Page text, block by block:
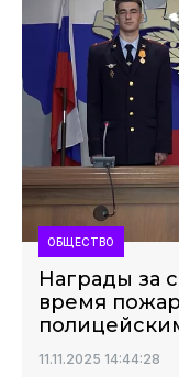
ОБЩЕСТВО
Награды за
время
11.11.2025 14:44:28